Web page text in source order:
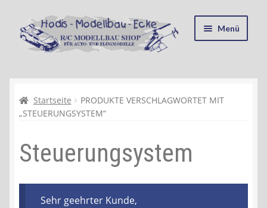
Zur
Navigation
springen
Zum
Inhalt
springen
Menü
Kasse
Recycling, Entsorgung und Umwelt
Shop
Startseite
PRODUKTE VERSCHLAGWORTET MIT
„STEUERUNGSYSTEM“
Steuerungsystem
Sehr geehrter Kunde,